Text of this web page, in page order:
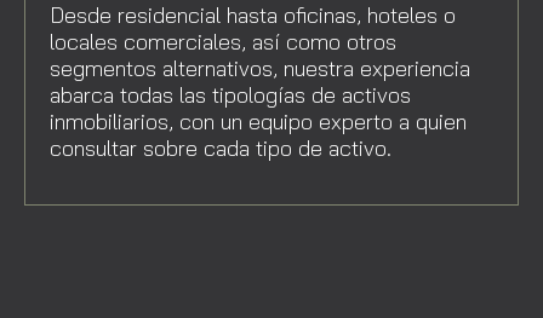
Desde residencial hasta oficinas, hoteles o
locales comerciales, así como otros
segmentos alternativos, nuestra experiencia
abarca todas las tipologías de activos
inmobiliarios, con un equipo experto a quien
consultar sobre cada tipo de activo.